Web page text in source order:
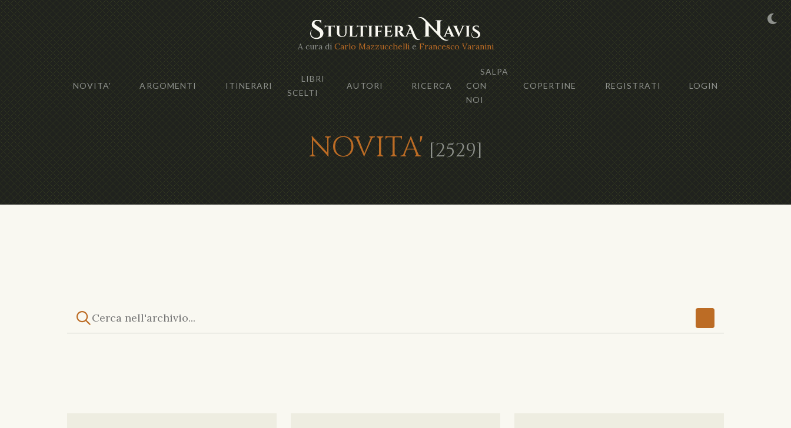
A cura di Carlo Mazzucchellie Francesco Varanini
NOVITA' ARGOMENTI ITINERARI
LIBRI
SCELTI
AUTORI RICERCA
SALPA
CON
NOI
COPERTINE REGISTRATI LOGIN
NOVITA' [2529]